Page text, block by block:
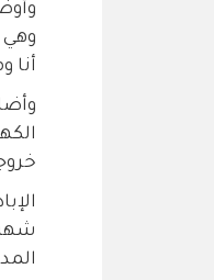
وهي
أنا
خروجها من